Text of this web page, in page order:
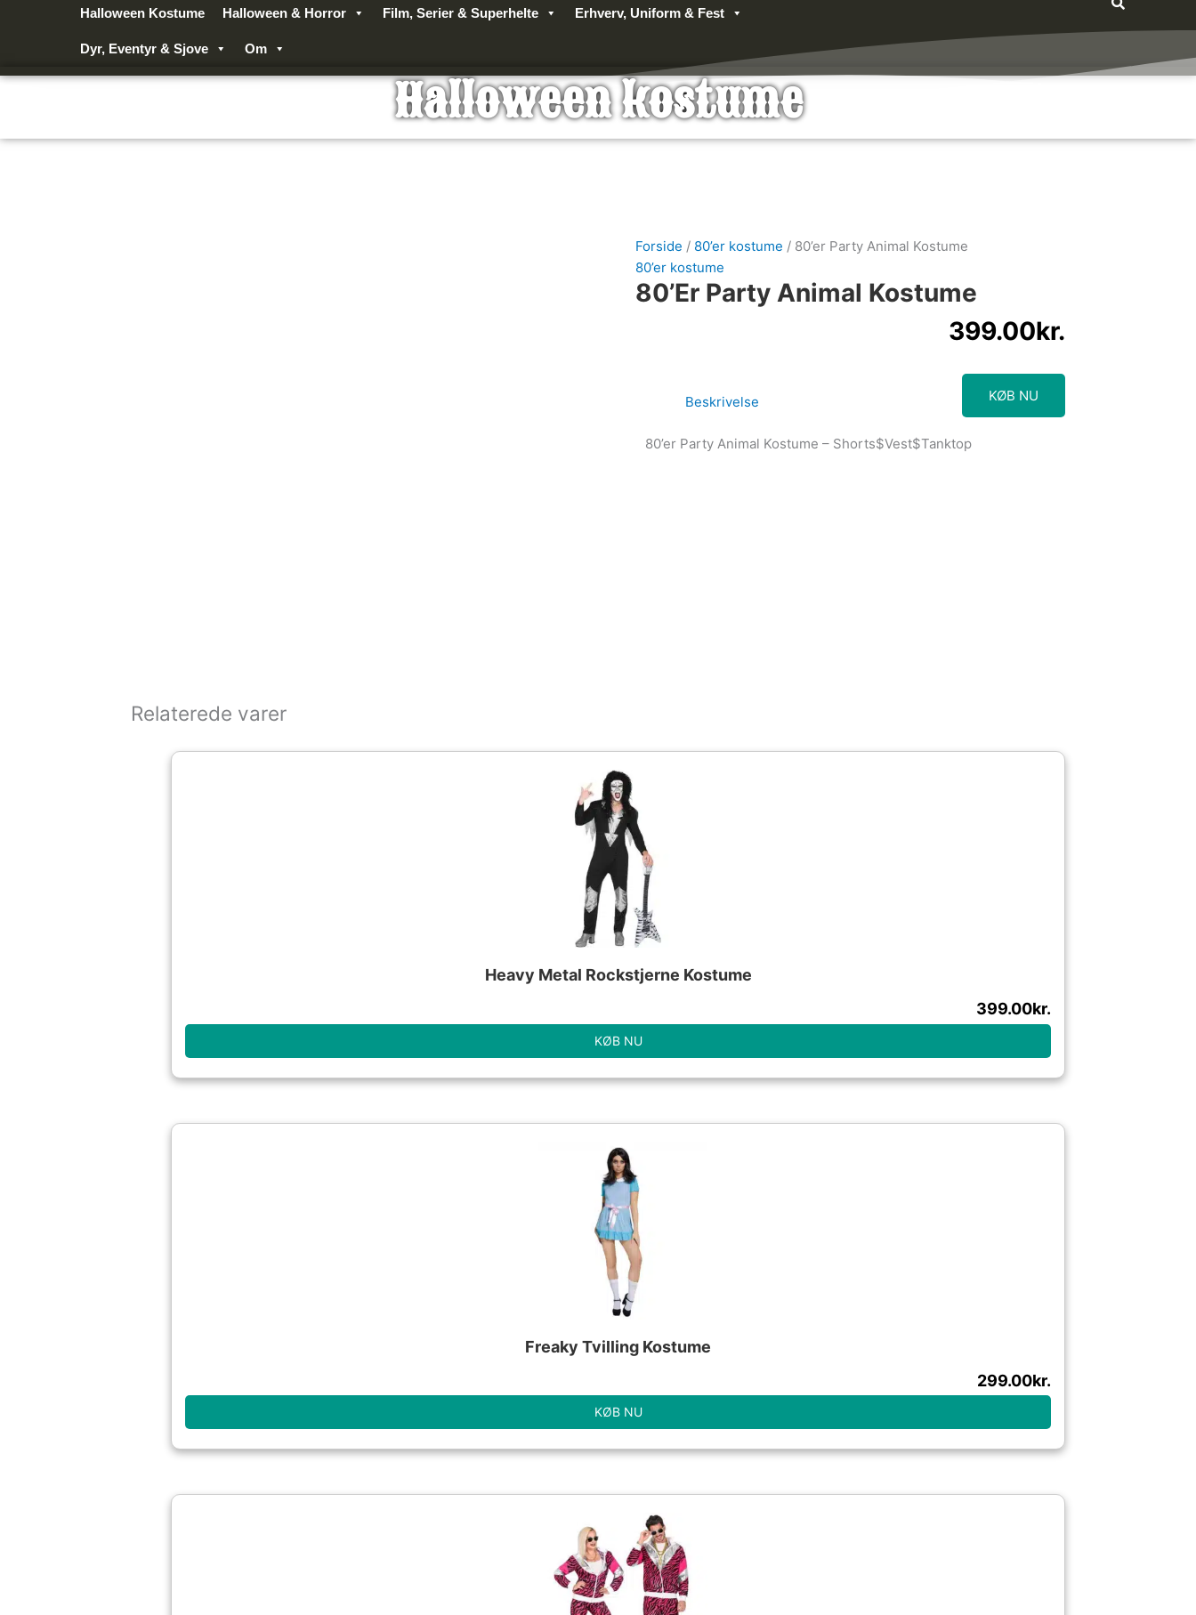
Halloween Kostume Halloween & Horror Film, Serier & Superhelte Erhverv, Uniform & Fest
Dyr, Eventyr & Sjove Om
Halloween kostume
Forside / 80’er kostume / 80’er Party Animal Kostume
80’er kostume
80’er Party Animal Kostume
399.00kr.
KØB NU
Beskrivelse
80’er Party Animal Kostume – Shorts$Vest$Tanktop
Relaterede varer
Heavy Metal Rockstjerne Kostume
399.00kr.
KØB NU
Freaky Tvilling Kostume
299.00kr.
KØB NU